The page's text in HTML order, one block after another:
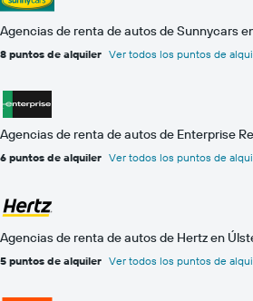
Agencias de renta de autos de Sunnycars
8 puntos de alquiler Ver todos los puntos de
Agencias de renta de autos de Enterprise
6 puntos de alquiler Ver todos los puntos de
Agencias de renta de autos de Hertz en
5 puntos de alquiler Ver todos los puntos de